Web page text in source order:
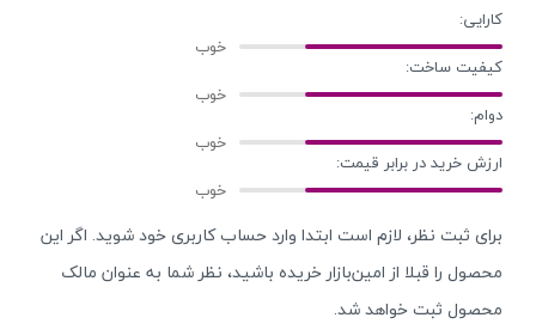
کارایی:
کیفیت ساخت:
دوام:
ارزش خرید در برابر قیمت:
برای ثبت نظر، لازم است ابتدا وارد حساب کاربری خود شوید. اگر این
محصول را قبلا از امین‌بازار خریده باشید، نظر شما به عنوان مالک
محصول ثبت خواهد شد.